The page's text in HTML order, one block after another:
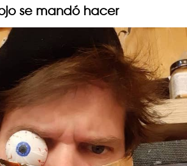
se mandó hacer